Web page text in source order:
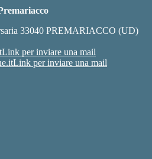
33040 PREMARIACCO (UD)
Link per inviare una mail
Link per inviare una mail